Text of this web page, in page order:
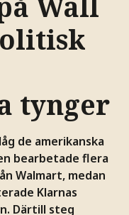
tynger
de amerikanska
bearbetade flera
Walmart, medan
Klarnas
Därtill steg